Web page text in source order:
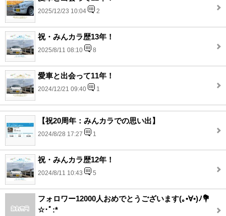
2025/12/23 10:04 2
祝・みんカラ歴13年！
2025/8/11 08:10 8
愛車と出会って11年！
2024/12/21 09:40 1
【祝20周年：みんカラでの思い出】
2024/8/28 17:27 1
祝・みんカラ歴12年！
2024/8/11 10:43 5
フォロワー12000人おめでとうございます(｡•∀•)ﾉ💐
☆･ﾟ:*